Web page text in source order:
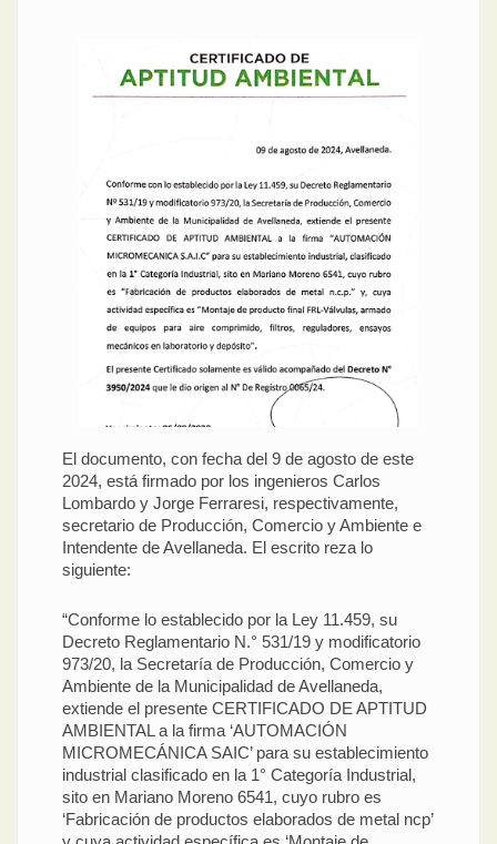
El documento, con fecha del 9 de agosto de este
2024, está firmado por los ingenieros Carlos
Lombardo y Jorge Ferraresi, respectivamente,
secretario de Producción, Comercio y Ambiente e
Intendente de Avellaneda. El escrito reza lo
siguiente:
“Conforme lo establecido por la Ley 11.459, su
Decreto Reglamentario N.° 531/19 y modificatorio
973/20, la Secretaría de Producción, Comercio y
Ambiente de la Municipalidad de Avellaneda,
extiende el presente CERTIFICADO DE APTITUD
AMBIENTAL a la firma ‘AUTOMACIÓN
MICROMECÁNICA SAIC’ para su establecimiento
industrial clasificado en la 1° Categoría Industrial,
sito en Mariano Moreno 6541, cuyo rubro es
‘Fabricación de productos elaborados de metal ncp’